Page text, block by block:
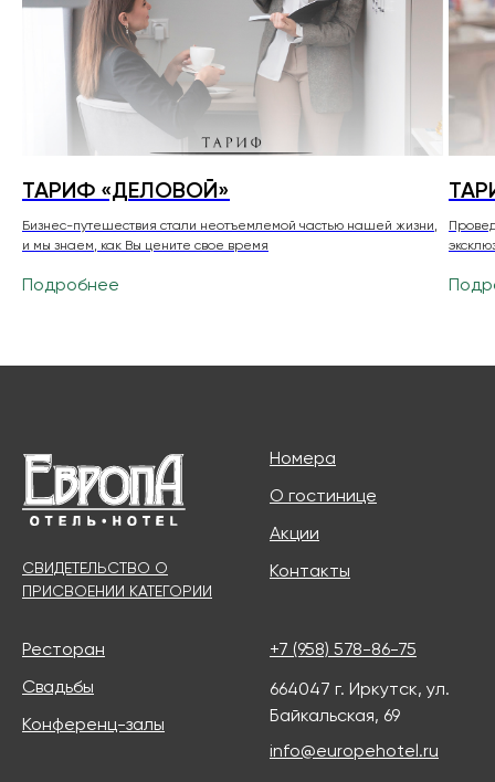
ТАРИФ «ДЕЛОВОЙ»
Бизнес-путешествия стали неотъемлемой частью нашей жизни,
и мы знаем, как Вы цените свое время
Подробнее
СВИДЕТЕЛЬСТВО О
ПРИСВОЕНИИ КАТЕГОРИИ
Номера
О гостинице
Акции
Контакты
Ресторан
Свадьбы
Конференц-залы
+7 (958) 578-86-75
664047 г. Иркутск, ул.
Байкальская, 69
info@europehotel.ru
Принимаю